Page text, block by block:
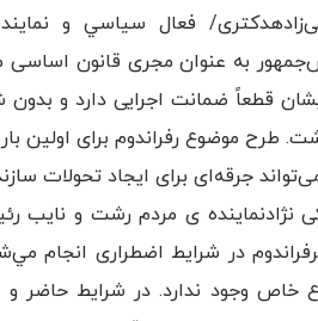
فعال سياسي و
به عنوان مجری قانون اساسی
قطعاً ضمانت اجرایی دارد و
طرح موضوع رفراندوم برای اولین
جرقه‌ای برای ایجاد تحولات
نژادنماينده ی مردم رشت و نايب
در شرایط اضطراری
خاص وجود ندارد. در شرایط حاضر و